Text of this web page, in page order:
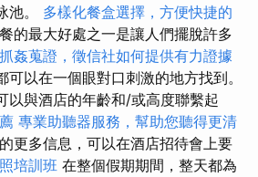
池。 多樣化餐盒選擇，方便快捷的
的最大好處之一是讓人們擺脫許多
抓姦蒐證，徵信社如何提供有力證據
以在一個眼對口刺激的地方找到。
以與酒店的年齡和/或高度聯繫起
專業助聽器服務，幫助您聽得更清
更多信息，可以在酒店招待會上要
培訓班 在整個假期期間，整天都為